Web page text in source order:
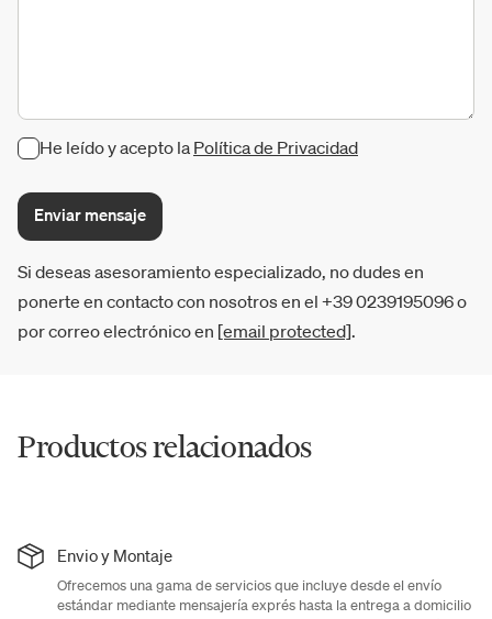
He leído y acepto la Política de Privacidad
Enviar mensaje
Si deseas asesoramiento especializado, no dudes en
ponerte en contacto con nosotros en el +39 0239195096 o
por correo electrónico en [email protected].
Productos relacionados
Envio y Montaje
Ofrecemos una gama de servicios que incluye desde el envío
estándar mediante mensajería exprés hasta la entrega a domicilio